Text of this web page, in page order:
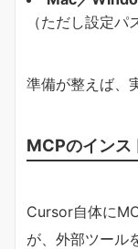
（ただし設定パ
準備が整えば、
MCPのインス
Cursor自体に
が、外部ツール